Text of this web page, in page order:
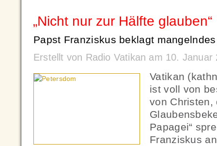
„Nicht nur zur Hälfte glauben“
Papst Franziskus beklagt
Erstellt von Radio Vatikan am 10.
Vatikan
ist voll von
von Christen,
Papagei“
Franziskus